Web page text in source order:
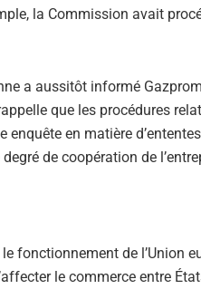
la Commission avait
a aussitôt informé
que les procédures
enquête en matière
de coopération de
fonctionnement de l’Union
le commerce entre